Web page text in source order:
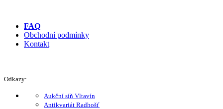
FAQ
Obchodní podmínky
Kontakt
Odkazy:
Aukční síň Vltavín
Antikvariát Radhošť